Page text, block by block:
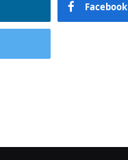
Facebook